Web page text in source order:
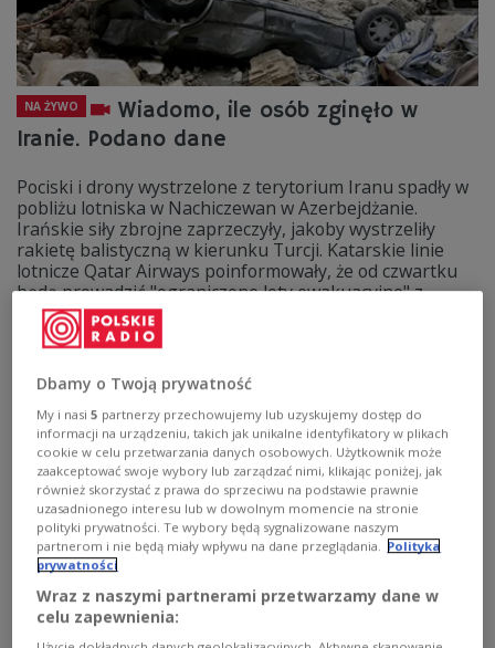
NA ŻYWO
Wiadomo, ile osób zginęło w
Iranie. Podano dane
Pociski i drony wystrzelone z terytorium Iranu spadły w
pobliżu lotniska w Nachiczewan w Azerbejdżanie.
Irańskie siły zbrojne zaprzeczyły, jakoby wystrzeliły
rakietę balistyczną w kierunku Turcji. Katarskie linie
lotnicze Qatar Airways poinformowały, że od czwartku
będą prowadzić "ograniczone loty ewakuacyjne" z
Maskatu w Omanie i Rijadu w Arabii Saudyjskiej. Na
portalu PolskieRadio24.pl prowadzimy relację na żywo.
ŚWIAT
Dbamy o Twoją prywatność
My i nasi5 partnerzy przechowujemy lub uzyskujemy dostęp do
informacji na urządzeniu, takich jak unikalne identyfikatory w plikach
cookie w celu przetwarzania danych osobowych. Użytkownik może
zaakceptować swoje wybory lub zarządzać nimi, klikając poniżej, jak
również skorzystać z prawa do sprzeciwu na podstawie prawnie
uzasadnionego interesu lub w dowolnym momencie na stronie
polityki prywatności. Te wybory będą sygnalizowane naszym
partnerom i nie będą miały wpływu na dane przeglądania. Polityka
prywatności
Wraz z naszymi partnerami przetwarzamy dane w
celu zapewnienia: